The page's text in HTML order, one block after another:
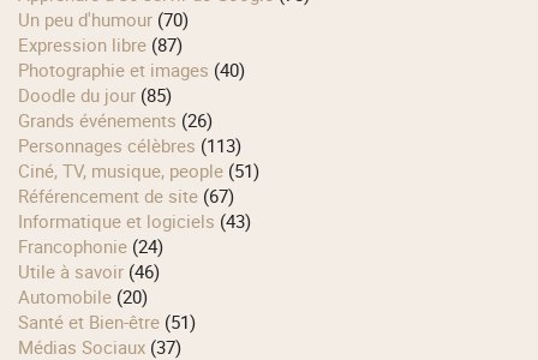
Un peu d'humour (70)
Expression libre (87)
Photographie et images (40)
Doodle du jour (85)
Grands événements (26)
Personnages célèbres (113)
Ciné, TV, musique, people (51)
Référencement de site (67)
Informatique et logiciels (43)
Francophonie (24)
Utile à savoir (46)
Automobile (20)
Santé et Bien-être (51)
Médias Sociaux (37)